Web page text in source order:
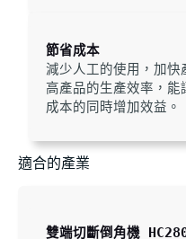
節省成本
減少人工的使用，加快
高產品的生產效率，能
成本的同時增加效益。
適合的產業
雙端切斷倒角機